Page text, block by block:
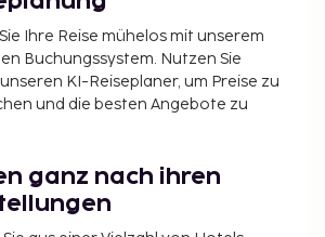
Ihre Reise mühelos mit unserem
Buchungssystem. Nutzen Sie
KI-Reiseplaner, um Preise zu
und die besten Angebote zu
ganz nach ihren